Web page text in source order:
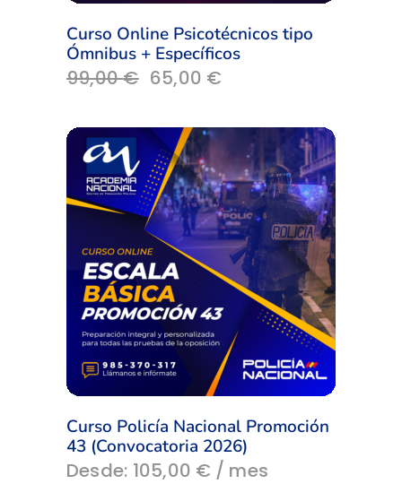
Curso Online Psicotécnicos tipo
Ómnibus + Específicos
99,00€ El
original
era:
99,00 €.
65,00 €
actual
es:
65,00 €.
Curso Policía Nacional Promoción
43 (Convocatoria 2026)
Este
Desde: 105,00 € / mes